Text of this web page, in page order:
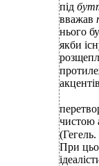
під
вважав
нього
якби
чистою
При